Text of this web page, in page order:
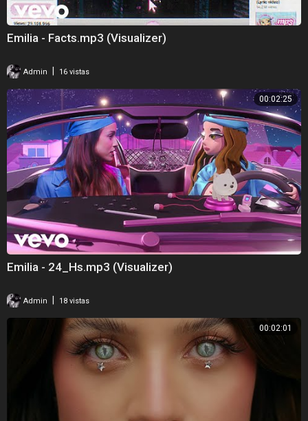
Emilia - Facts.mp3 (Visualizer)
Admin 16 vistas
00:02:25
Emilia - 24_Hs.mp3 (Visualizer)
Admin 18 vistas
00:02:01